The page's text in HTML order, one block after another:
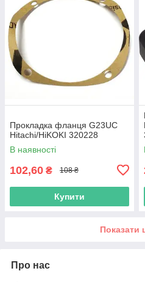
Прокладка фланця G23UC
Hitachi/HiKOKI 320228
В наявності
102,60 ₴ 108 ₴
Купити
Показати
Про нас